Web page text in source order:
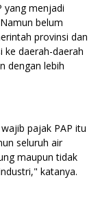
yang menjadi
belum
provinsi dan
ke daerah-daerah
dengan lebih
pajak PAP itu
seluruh air
maupun tidak
katanya.